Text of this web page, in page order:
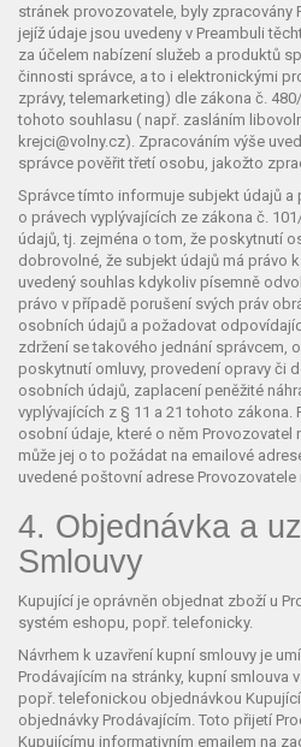
stránek provozovatele, byly zpracovány
jejíž údaje jsou uvedeny v Preambuli
za účelem nabízení služeb a produktů
činnosti správce, a to i elektronickými
zprávy, telemarketing) dle zákona č.
tohoto souhlasu ( např. zasláním
krejci@volny.cz). Zpracováním výše
správce pověřit třetí osobu, jakožto
Správce tímto informuje subjekt údajů
o právech vyplývajících ze zákona č.
údajů, tj. zejména o tom, že poskytnutí
dobrovolné, že subjekt údajů má právo
uvedený souhlas kdykoliv písemně
právo v případě porušení svých práv
osobních údajů a požadovat
zdržení se takového jednání správcem,
poskytnutí omluvy, provedení opravy či
osobních údajů, zaplacení peněžité
vyplývajících z § 11 a 21 tohoto zákona.
osobní údaje, které o něm Provozovatel
může jej o to požádat na emailové
uvedené poštovní adrese
4. Objednávka a
Smlouvy
Kupující je oprávněn objednat zboží u
systém eshopu, popř. telefonicky.
Návrhem k uzavření kupní smlouvy je
Prodávajícím na stránky, kupní smlouva
popř. telefonickou objednávkou
objednávky Prodávajícím. Toto přijetí
Kupujícímu informativním emailem na